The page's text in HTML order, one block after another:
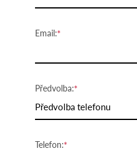
Email:
Předvolba:
Předvolba telefonu
Telefon: